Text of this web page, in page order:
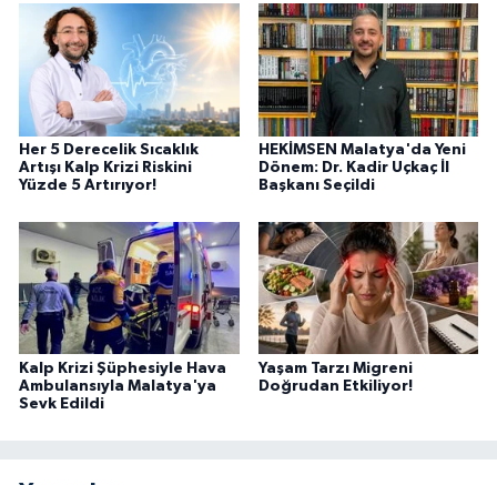
Her 5 Derecelik Sıcaklık
Artışı Kalp Krizi Riskini
Yüzde 5 Artırıyor!
HEKİMSEN Malatya'da Yeni
Dönem: Dr. Kadir Uçkaç İl
Başkanı Seçildi
Kalp Krizi Şüphesiyle Hava
Ambulansıyla Malatya'ya
Sevk Edildi
Yaşam Tarzı Migreni
Doğrudan Etkiliyor!